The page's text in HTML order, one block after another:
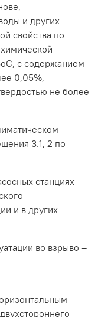
и других
свойства по
с содержанием
0,05%,
не более
3.1, 2 по
станциях
и в других
во взрыво –